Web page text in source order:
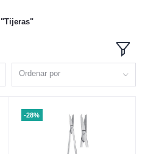
"Tijeras"
Ordenar por
-28%